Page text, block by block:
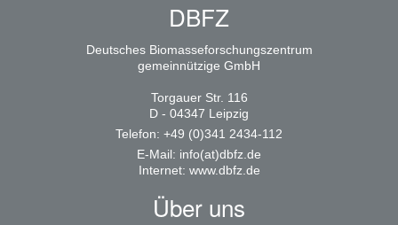
DBFZ
Deutsches Biomasseforschungszentrum
gemeinnützige GmbH
Torgauer Str. 116
D - 04347 Leipzig
Telefon: +49 (0)341 2434-112
E-Mail: info(at)dbfz.de
Internet: www.dbfz.de
Über uns